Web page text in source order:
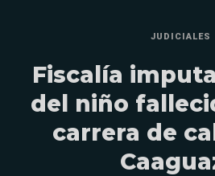
JUDICIALES
Fiscalía
del niño
carrera de